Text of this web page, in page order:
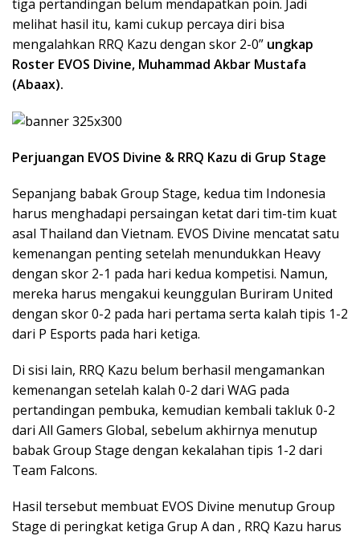
tiga pertandingan belum mendapatkan poin. Jadi
melihat hasil itu, kami cukup percaya diri bisa
mengalahkan RRQ Kazu dengan skor 2-0” ungkap
Roster EVOS Divine, Muhammad Akbar Mustafa
(Abaax).
Perjuangan EVOS Divine & RRQ Kazu di Grup Stage
Sepanjang babak Group Stage, kedua tim Indonesia
harus menghadapi persaingan ketat dari tim-tim kuat
asal Thailand dan Vietnam. EVOS Divine mencatat satu
kemenangan penting setelah menundukkan Heavy
dengan skor 2-1 pada hari kedua kompetisi. Namun,
mereka harus mengakui keunggulan Buriram United
dengan skor 0-2 pada hari pertama serta kalah tipis 1-2
dari P Esports pada hari ketiga.
Di sisi lain, RRQ Kazu belum berhasil mengamankan
kemenangan setelah kalah 0-2 dari WAG pada
pertandingan pembuka, kemudian kembali takluk 0-2
dari All Gamers Global, sebelum akhirnya menutup
babak Group Stage dengan kekalahan tipis 1-2 dari
Team Falcons.
Hasil tersebut membuat EVOS Divine menutup Group
Stage di peringkat ketiga Grup A dan , RRQ Kazu harus